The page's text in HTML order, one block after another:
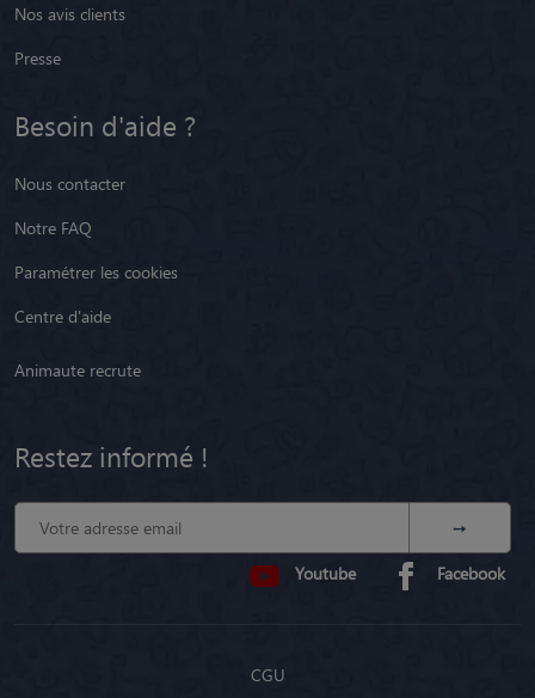
Nos avis clients
Presse
Besoin d'aide ?
Nous contacter
Notre FAQ
Paramétrer les cookies
Centre d'aide
Animaute recrute
Restez informé !
Youtube Facebook
CGU